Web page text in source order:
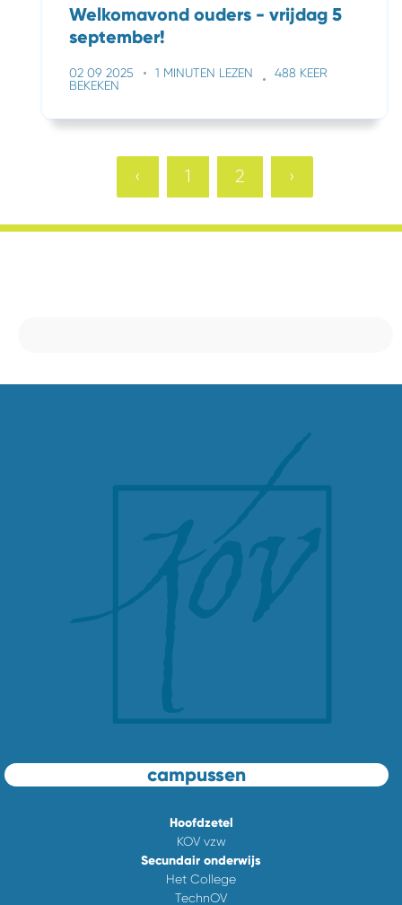
Welkomavond ouders - vrijdag 5
september!
02 09 2025 1 MINUTEN LEZEN
488 KEER
BEKEKEN
‹ 1 2 ›
campussen
Hoofdzetel
KOV vzw
Secundair onderwijs
Het College
TechnOV